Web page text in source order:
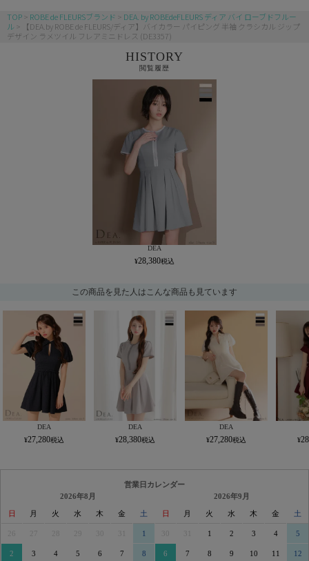
TOP ROBE de FLEURSブランド
DEA. by ROBEdeFLEURS ディア バイ ローブドフルー
ル
【DEA.by ROBE de FLEURS/ディア】バイカラー パイピング 半袖 クラシカル ジップ
デザイン ラメツイル フレアミニドレス (DE3357)
HISTORY
閲覧履歴
DEA
28,380
この商品を見た人はこんな商品も見ています
DEA
27,280
DEA
28,380
DEA
27,280
営業日カレンダー
2026年8月
日 月 火 水 木 金 土
29 30 31 1
2 3 4 5 6 7 8
2026年9月
日 月 火 水 木 金 土
30 31 1 2 3 4 5
6 7 8 9 10 11 12